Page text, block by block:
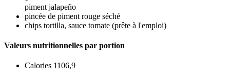
piment jalapeño
pincée de piment rouge séché
chips tortilla, sauce tomate (prête à l'emploi)
Valeurs nutritionnelles par portion
Calories 1106,9